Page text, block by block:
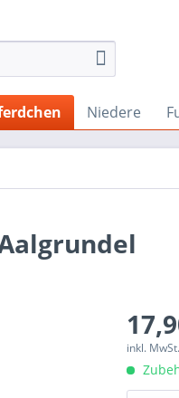
Niedere
inkl.